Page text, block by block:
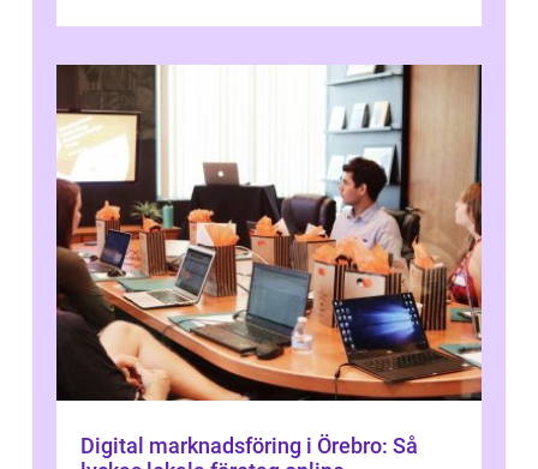
Digital marknadsföring i Örebro: Så